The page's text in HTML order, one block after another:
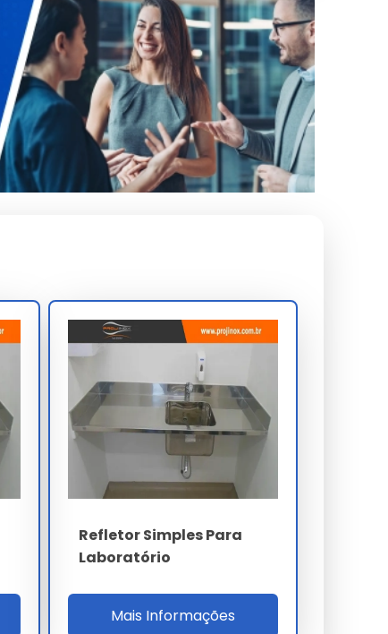
Refletor Simples Para
Laboratório
Mais Informações